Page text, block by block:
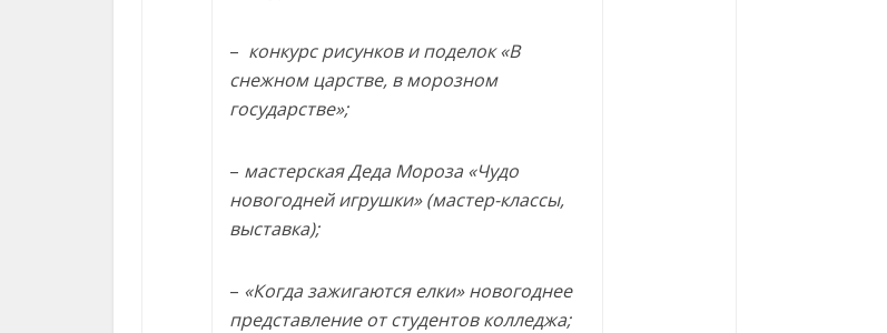
– конкурс рисунков и поделок «В
снежном царстве, в морозном
государстве»;
– мастерская Деда Мороза «Чудо
новогодней игрушки» (мастер-классы,
выставка);
– «Когда зажигаются елки» новогоднее
представление от студентов колледжа;